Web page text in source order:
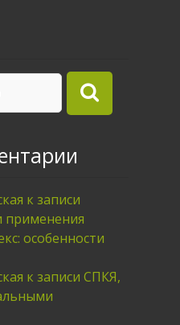
к записи
применения
особенности
к записи СПКЯ,